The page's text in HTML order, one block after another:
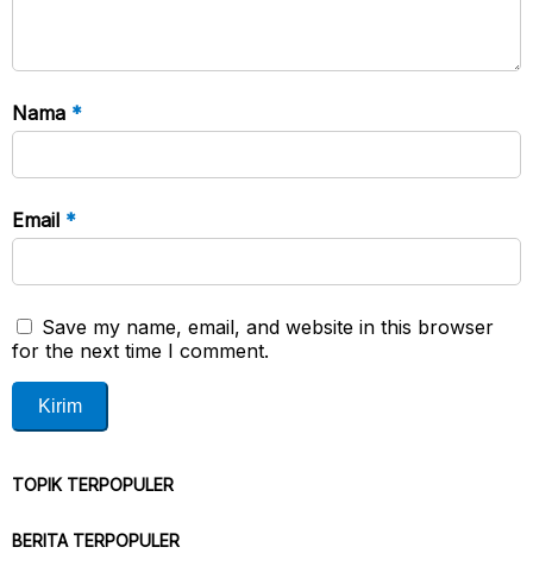
Nama *
Email *
Save my name, email, and website in this browser
for the next time I comment.
TOPIK TERPOPULER
BERITA TERPOPULER